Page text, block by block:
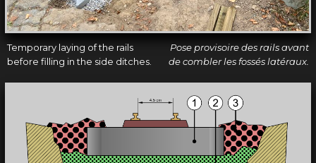
Temporary laying of the rails
before filling in the side ditches.
Pose provisoire des rails avant
de combler les fossés latéraux.